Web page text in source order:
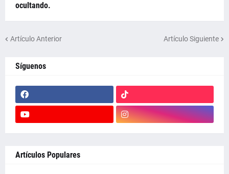
ocultando.
Artículo Anterior Artículo Siguiente
Síguenos
Artículos Populares